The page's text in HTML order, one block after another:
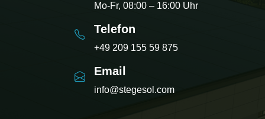
Mo-Fr, 08:00 – 16:00 Uhr
Telefon
+49 209 155 59 875
Email
info@stegesol.com